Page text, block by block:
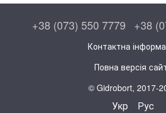
+38 (073) 550 7779 +38
Контактна
Повна версія
© Gidrobort, 2017-
Укр Рус